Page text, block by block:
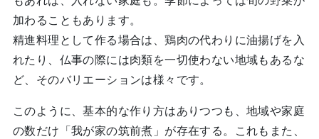
加わることもあります。
精進料理として作る場合は、鶏肉の代わりに油揚げを入
れたり、仏事の際には肉類を一切使わない地域もあるな
ど、そのバリエーションは様々です。
このように、基本的な作り方はありつつも、地域や家庭
の数だけ「我が家の筑前煮」が存在する。これもまた、